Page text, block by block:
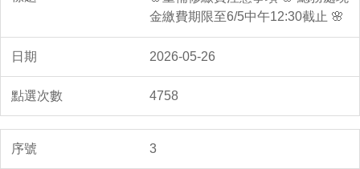
金繳費期限至6/5中午12:30截止 🌸
2026-05-26
4758
3